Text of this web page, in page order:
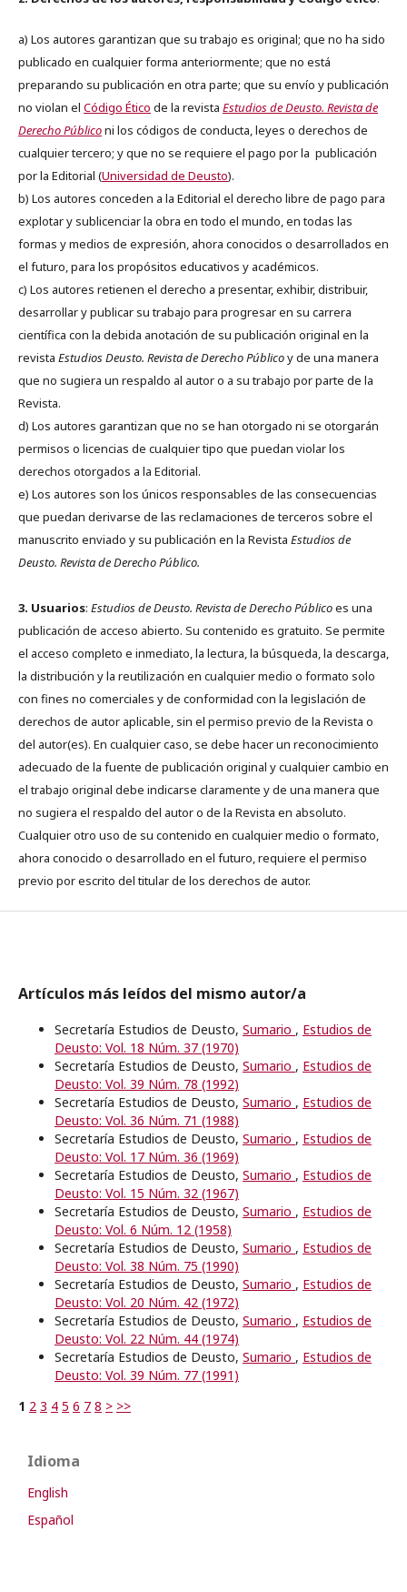
a) Los autores garantizan que su trabajo es original; que no ha sido
publicado en cualquier forma anteriormente; que no está
preparando su publicación en otra parte; que su envío y publicación
no violan el Código Ético de la revista Estudios de Deusto. Revista de
Derecho Públiconi los códigos de conducta, leyes o derechos de
cualquier tercero; y que no se requiere el pago por la publicación
por la Editorial (Universidad de Deusto).
b) Los autores conceden a la Editorial el derecho libre de pago para
explotar y sublicenciar la obra en todo el mundo, en todas las
formas y medios de expresión, ahora conocidos o desarrollados en
el futuro, para los propósitos educativos y académicos.
c) Los autores retienen el derecho a presentar, exhibir, distribuir,
desarrollar y publicar su trabajo para progresar en su carrera
científica con la debida anotación de su publicación original en la
revista Estudios Deusto. Revista de Derecho Públicoy de una manera
que no sugiera un respaldo al autor o a su trabajo por parte de la
Revista.
d) Los autores garantizan que no se han otorgado ni se otorgarán
permisos o licencias de cualquier tipo que puedan violar los
derechos otorgados a la Editorial.
e) Los autores son los únicos responsables de las consecuencias
que puedan derivarse de las reclamaciones de terceros sobre el
manuscrito enviado y su publicación en la Revista Estudios de
Deusto. Revista de Derecho Público.
3. Usuarios: Estudios de Deusto. Revista de Derecho Públicoes una
publicación de acceso abierto. Su contenido es gratuito. Se permite
el acceso completo e inmediato, la lectura, la búsqueda, la descarga,
la distribución y la reutilización en cualquier medio o formato solo
con fines no comerciales y de conformidad con la legislación de
derechos de autor aplicable, sin el permiso previo de la Revista o
del autor(es). En cualquier caso, se debe hacer un reconocimiento
adecuado de la fuente de publicación original y cualquier cambio en
el trabajo original debe indicarse claramente y de una manera que
no sugiera el respaldo del autor o de la Revista en absoluto.
Cualquier otro uso de su contenido en cualquier medio o formato,
ahora conocido o desarrollado en el futuro, requiere el permiso
previo por escrito del titular de los derechos de autor.
Artículos más leídos del mismo autor/a
Secretaría Estudios de Deusto, Sumario , Estudios de
Deusto: Vol. 18 Núm. 37 (1970)
Secretaría Estudios de Deusto, Sumario , Estudios de
Deusto: Vol. 39 Núm. 78 (1992)
Secretaría Estudios de Deusto, Sumario , Estudios de
Deusto: Vol. 36 Núm. 71 (1988)
Secretaría Estudios de Deusto, Sumario , Estudios de
Deusto: Vol. 17 Núm. 36 (1969)
Secretaría Estudios de Deusto, Sumario , Estudios de
Deusto: Vol. 15 Núm. 32 (1967)
Secretaría Estudios de Deusto, Sumario , Estudios de
Deusto: Vol. 6 Núm. 12 (1958)
Secretaría Estudios de Deusto, Sumario , Estudios de
Deusto: Vol. 38 Núm. 75 (1990)
Secretaría Estudios de Deusto, Sumario , Estudios de
Deusto: Vol. 20 Núm. 42 (1972)
Secretaría Estudios de Deusto, Sumario , Estudios de
Deusto: Vol. 22 Núm. 44 (1974)
Secretaría Estudios de Deusto, Sumario , Estudios de
Deusto: Vol. 39 Núm. 77 (1991)
1 2 3 4 5 6 7 8 > >>
Idioma
English
Español